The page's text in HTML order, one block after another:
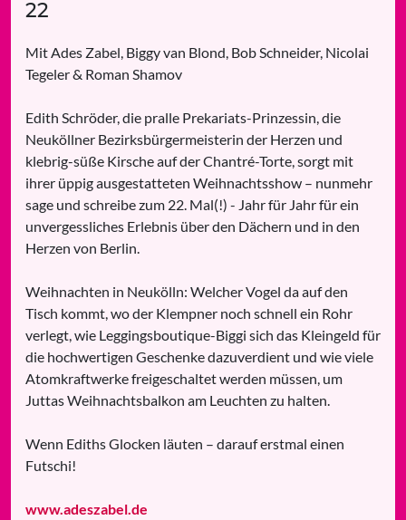
22
Mit Ades Zabel, Biggy van Blond, Bob Schneider, Nicolai
Tegeler & Roman Shamov
Edith Schröder, die pralle Prekariats-Prinzessin, die
Neuköllner Bezirksbürgermeisterin der Herzen und
klebrig-süße Kirsche auf der Chantré-Torte, sorgt mit
ihrer üppig ausgestatteten Weihnachtsshow – nunmehr
sage und schreibe zum 22. Mal(!) - Jahr für Jahr für ein
unvergessliches Erlebnis über den Dächern und in den
Herzen von Berlin.
Weihnachten in Neukölln: Welcher Vogel da auf den
Tisch kommt, wo der Klempner noch schnell ein Rohr
verlegt, wie Leggingsboutique-Biggi sich das Kleingeld für
die hochwertigen Geschenke dazuverdient und wie viele
Atomkraftwerke freigeschaltet werden müssen, um
Juttas Weihnachtsbalkon am Leuchten zu halten.
Wenn Ediths Glocken läuten – darauf erstmal einen
Futschi!
www.adeszabel.de